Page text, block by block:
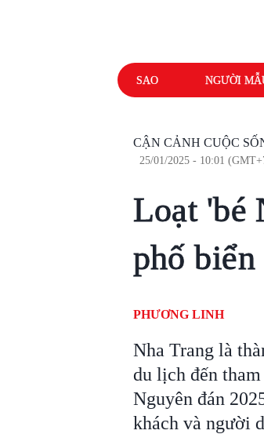
SAO NGƯỜI
CẬN CẢNH CUỘC
25/01/2025 - 10:01
Loạt 'bé
phố
PHƯƠNG LINH
Nha Trang là
du lịch đến
Nguyên đán
khách và người